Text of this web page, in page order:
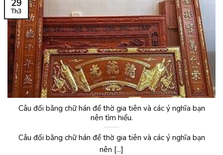
Câu đối bằng chữ hán để thờ gia tiên và các ý nghĩa bạn
nên tìm hiểu.
Câu đối bằng chữ hán để thờ gia tiên và các ý nghĩa bạn
nên [...]
29
Th3